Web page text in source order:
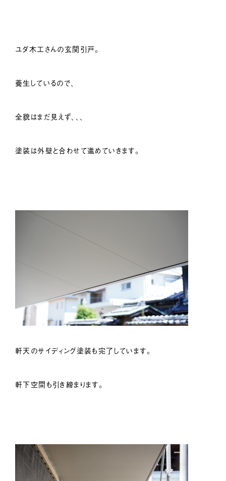
ユダ木工さんの玄関引戸。
養生しているので、
全貌はまだ見えず、、、
塗装は外壁と合わせて進めていきます。
軒天のサイディング塗装も完了しています。
軒下空間も引き締まります。